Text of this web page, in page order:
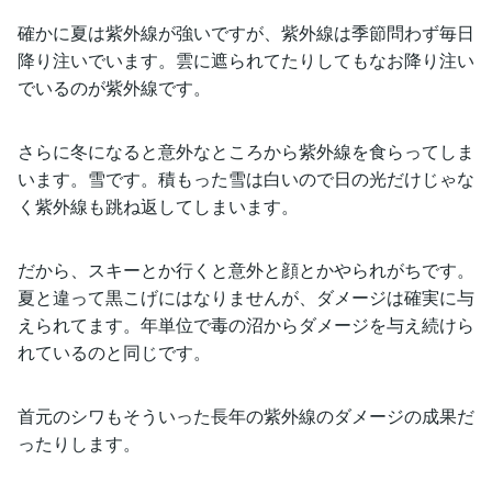
確かに夏は紫外線が強いですが、紫外線は季節問わず毎日
降り注いでいます。雲に遮られてたりしてもなお降り注い
でいるのが紫外線です。
さらに冬になると意外なところから紫外線を食らってしま
います。雪です。積もった雪は白いので日の光だけじゃな
く紫外線も跳ね返してしまいます。
だから、スキーとか行くと意外と顔とかやられがちです。
夏と違って黒こげにはなりませんが、ダメージは確実に与
えられてます。年単位で毒の沼からダメージを与え続けら
れているのと同じです。
首元のシワもそういった長年の紫外線のダメージの成果だ
ったりします。